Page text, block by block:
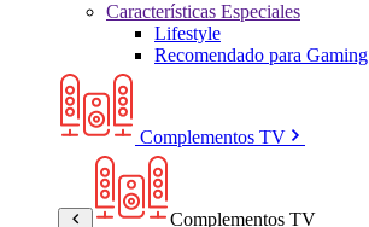
Características Especiales
Lifestyle
Recomendado para Gaming
Complementos TV
Complementos TV